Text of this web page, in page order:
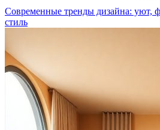
Современные тренды дизайна: уют,
стиль